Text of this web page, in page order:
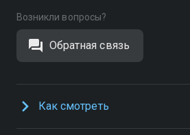
Возникли вопросы?
Обратная связь
Как смотреть